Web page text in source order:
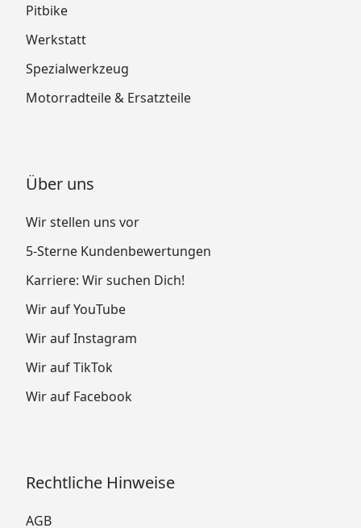
Pitbike
Werkstatt
Spezialwerkzeug
Motorradteile & Ersatzteile
Über uns
Wir stellen uns vor
5-Sterne Kundenbewertungen
Karriere: Wir suchen Dich!
Wir auf YouTube
Wir auf Instagram
Wir auf TikTok
Wir auf Facebook
Rechtliche Hinweise
AGB